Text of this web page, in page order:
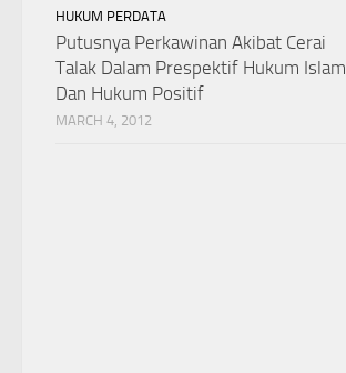
HUKUM PERDATA
Putusnya Perkawinan Akibat Cerai
Talak Dalam Prespektif Hukum Islam
Dan Hukum Positif
MARCH 4, 2012